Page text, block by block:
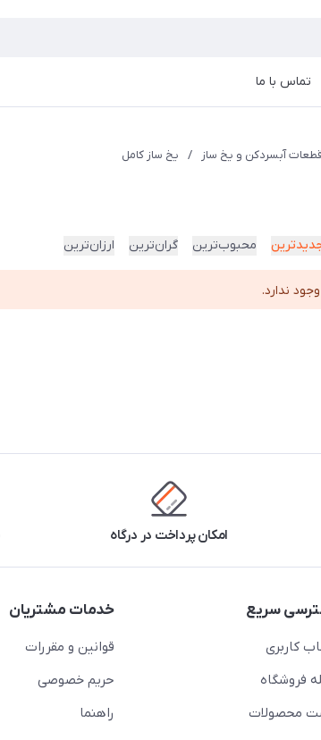
تماس با ما
قطعات آبسردکن و یخ ساز / یخ ساز کامل
محبوب‌ترین گران‌ترین ارزان‌ترین
ندارد.
امکان پرداخت در درگاه
سریع
کاربری
فروشگاه
محصولات
خدمات مشتریان
قوانین و مقررات
حریم خصوصی
راهنما